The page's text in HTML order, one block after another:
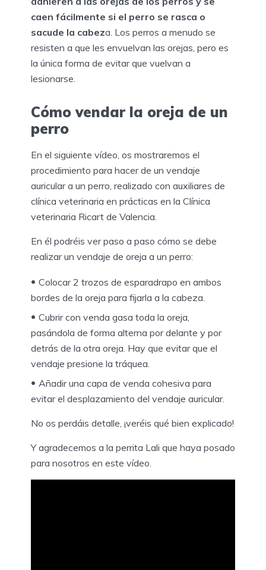
caen fácilmente si el perro se rasca o
sacude la cabeza. Los perros a menudo se
resisten a que les envuelvan las orejas, pero es
la única forma de evitar que vuelvan a
lesionarse.
Cómo vendar la oreja de un
perro
En el siguiente vídeo, os mostraremos el
procedimiento para hacer de un vendaje
auricular a un perro, realizado con auxiliares de
clínica veterinaria en prácticas en la Clínica
veterinaria Ricart de Valencia.
En él podréis ver paso a paso cómo se debe
realizar un vendaje de oreja a un perro:
Colocar 2 trozos de esparadrapo en ambos
bordes de la oreja para fijarla a la cabeza.
Cubrir con venda gasa toda la oreja,
pasándola de forma alterna por delante y por
detrás de la otra oreja. Hay que evitar que el
vendaje presione la tráquea.
Añadir una capa de venda cohesiva para
evitar el desplazamiento del vendaje auricular.
No os perdáis detalle, ¡veréis qué bien explicado!
Y agradecemos a la perrita Lali que haya posado
para nosotros en este vídeo.